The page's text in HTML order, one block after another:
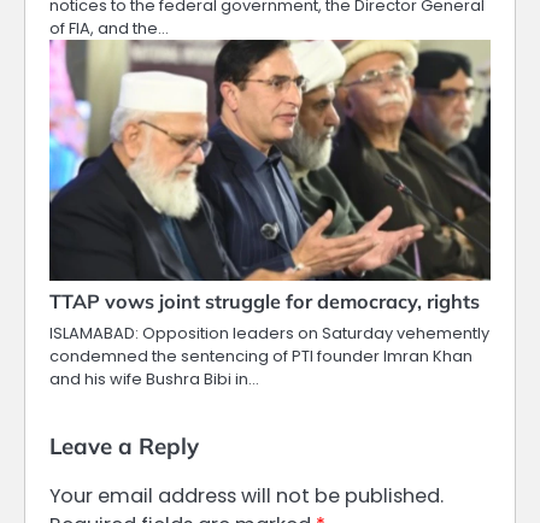
notices to the federal government, the Director General
of FIA, and the…
TTAP vows joint struggle for democracy, rights
ISLAMABAD: Opposition leaders on Saturday vehemently
condemned the sentencing of PTI founder Imran Khan
and his wife Bushra Bibi in…
Leave a Reply
Your email address will not be published.